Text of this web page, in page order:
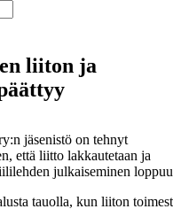
liiton ja
jäsenistö on tehnyt
että liitto lakkautetaan ja
julkaiseminen
tauolla, kun liiton